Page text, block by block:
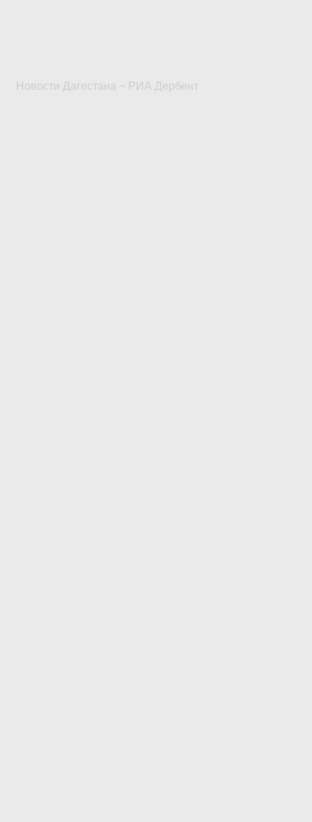
Новости Дагестана ~ РИА Дербент